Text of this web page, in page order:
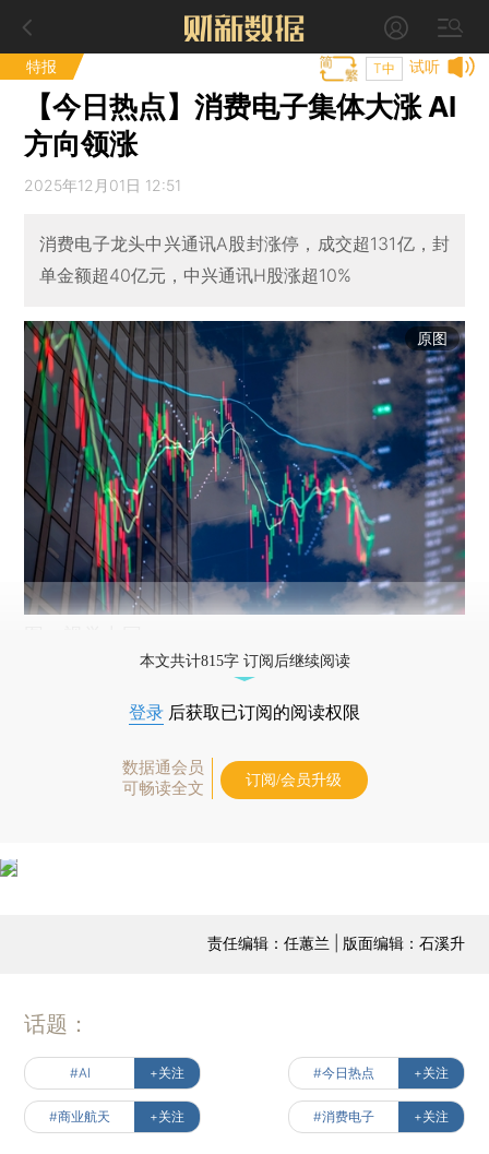
特报 试听
T中
【今日热点】消费电子集体大涨 AI
方向领涨
2025年12月01日 12:51
消费电子龙头中兴通讯A股封涨停，成交超131亿，封
单金额超40亿元，中兴通讯H股涨超10%
原图
本文共计815字 订阅后继续阅读
登录 后获取已订阅的阅读权限
数据通会员
可畅读全文
订阅/会员升级
责任编辑：任蕙兰 | 版面编辑：石溪升
话题：
#AI +关注 #今日热点 +关注
#商业航天 +关注 #消费电子 +关注